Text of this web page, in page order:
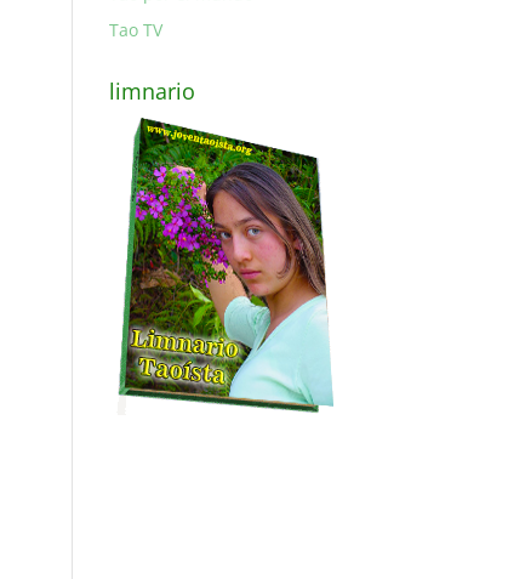
Tao TV
limnario